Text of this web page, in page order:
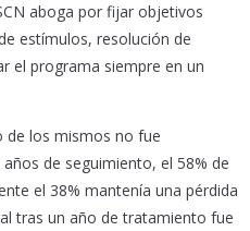
aboga por fijar objetivos
estímulos, resolución de
el programa siempre en un
de los mismos no fue
de seguimiento, el 58% de
el 38% mantenía una pérdida
tras un año de tratamiento fue